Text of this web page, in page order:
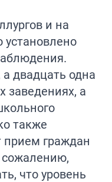
и на
установлено
двадцать одна
заведениях, а
также
граждан
что уровень